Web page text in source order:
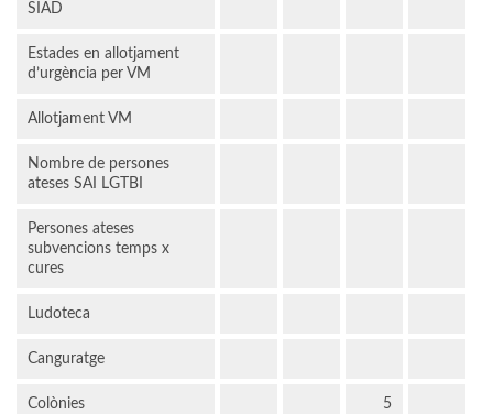
SIAD
Estades en allotjament
d’urgència per VM
Allotjament VM
Nombre de persones
ateses SAI LGTBI
Persones ateses
subvencions temps x
cures
Ludoteca
Canguratge
Colònies 5